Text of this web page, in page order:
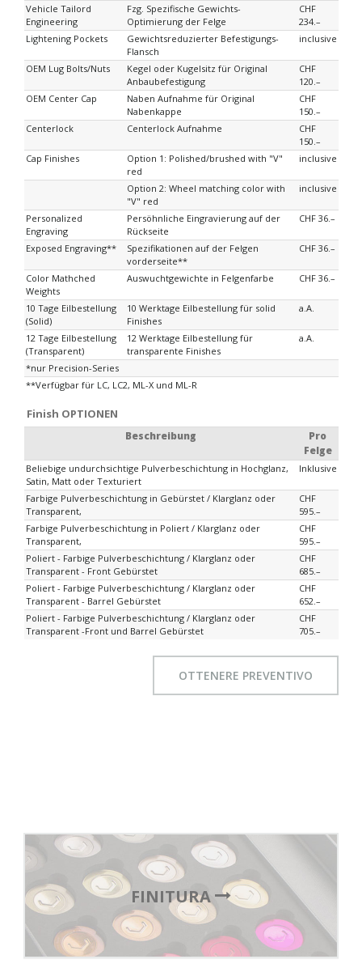
Vehicle Tailord
Engineering
Fzg. Spezifische Gewichts-
Optimierung der Felge
CHF
234.–
Lightening Pockets
Gewichtsreduzierter Befestigungs-
Flansch
inclusive
OEM Lug Bolts/Nuts
Kegel oder Kugelsitz für Original
Anbaubefestigung
CHF
120.–
OEM Center Cap
Naben Aufnahme für Original
Nabenkappe
CHF
150.–
Centerlock
Centerlock Aufnahme
CHF
150.–
Cap Finishes
Option 1: Polished/brushed with "V"
red
inclusive
Option 2: Wheel matching color with
"V" red
inclusive
Personalized
Engraving
Persöhnliche Eingravierung auf der
Rückseite
CHF 36.–
Exposed Engraving**
Spezifikationen auf der Felgen
vorderseite**
CHF 36.–
Color Mathched
Weights
Auswuchtgewichte in Felgenfarbe CHF 36.–
10 Tage Eilbestellung
(Solid)
10 Werktage Eilbestellung für solid
Finishes
a.A.
12 Tage Eilbestellung
(Transparent)
12 Werktage Eilbestellung für
transparente Finishes
a.A.
*nur Precision-Series
**Verfügbar für LC, LC2, ML-X und ML-R
Finish OPTIONEN
Beschreibung
Pro
Felge
Beliebige undurchsichtige Pulverbeschichtung in Hochglanz,
Satin, Matt oder Texturiert
Inklusive
Farbige Pulverbeschichtung in Gebürstet / Klarglanz oder
Transparent,
CHF
595.–
Farbige Pulverbeschichtung in Poliert / Klarglanz oder
Transparent,
CHF
595.–
Poliert - Farbige Pulverbeschichtung / Klarglanz oder
Transparent - Front Gebürstet
CHF
685.–
Poliert - Farbige Pulverbeschichtung / Klarglanz oder
Transparent - Barrel Gebürstet
CHF
652.–
Poliert - Farbige Pulverbeschichtung / Klarglanz oder
Transparent -Front und Barrel Gebürstet
CHF
705.–
OTTENERE PREVENTIVO
FINITURA